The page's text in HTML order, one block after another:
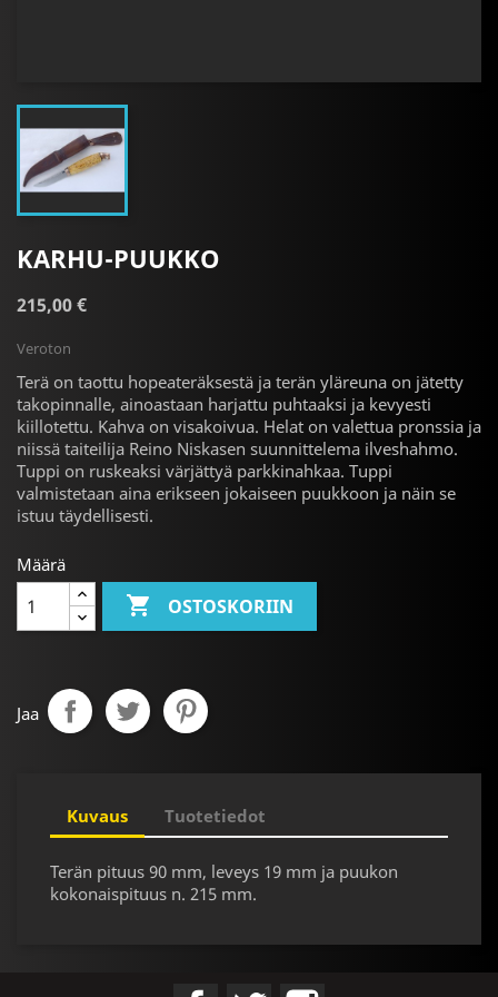
KARHU-PUUKKO
215,00 €
Veroton
Terä on taottu hopeateräksestä ja terän yläreuna on jätetty
takopinnalle, ainoastaan harjattu puhtaaksi ja kevyesti
kiillotettu. Kahva on visakoivua. Helat on valettua pronssia ja
niissä taiteilija Reino Niskasen suunnittelema ilveshahmo.
Tuppi on ruskeaksi värjättyä parkkinahkaa. Tuppi
valmistetaan aina erikseen jokaiseen puukkoon ja näin se
istuu täydellisesti.
Määrä
 OSTOSKORIIN
Jaa
Kuvaus Tuotetiedot
Terän pituus 90 mm, leveys 19 mm ja puukon
kokonaispituus n. 215 mm.